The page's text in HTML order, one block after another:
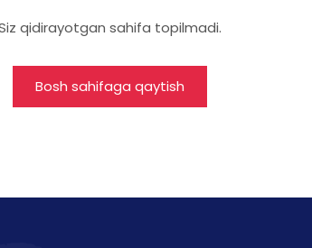
qidirayotgan sahifa topilmadi.
Bosh sahifaga qaytish